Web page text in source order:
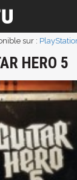
sur :
HERO 5